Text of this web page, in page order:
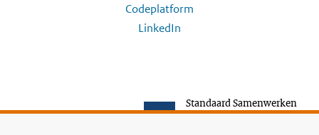
Codeplatform
LinkedIn
Standaard Samenwerken